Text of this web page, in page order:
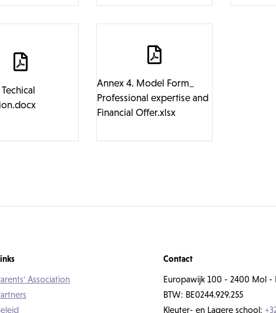
Annex 4. Model Form_
Professional expertise and
Financial Offer.xlsx
Association
Contact
Europawijk 100 - 2400 Mol -
BTW: BE0244.929.255
Kleuter- en Lagere school: